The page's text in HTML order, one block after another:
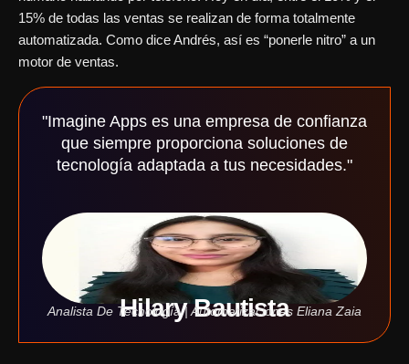
15% de todas las ventas se realizan de forma totalmente
automatizada. Como dice Andrés, así es “ponerle nitro” a un
motor de ventas.
"Imagine Apps es una empresa de confianza
que siempre proporciona soluciones de
tecnología adaptada a tus necesidades."
Hilary Bautista
Analista De Tecnología | Automatizaciones Eliana Zaia